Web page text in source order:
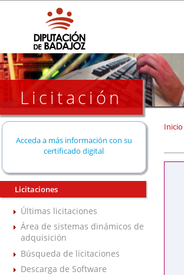
Licitación
Acceda a más información con su
certificado digital
Licitaciones
Últimas licitaciones
Área de sistemas dinámicos de
adquisición
Búsqueda de licitaciones
Descarga de Software
Inicio